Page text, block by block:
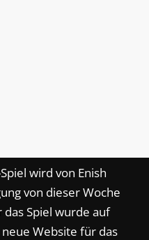
wird von Enish
von dieser Woche
Spiel wurde auf
Website für das